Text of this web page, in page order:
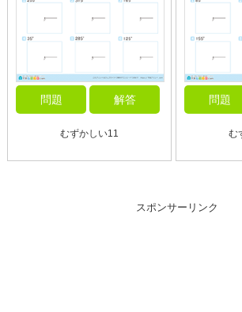
問題 解答
むずかしい11
問題
む
スポンサーリンク